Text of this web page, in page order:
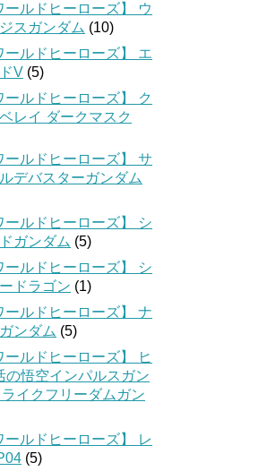
ールドヒーローズ】 ウ
スガンダム (10)
ールドヒーローズ】 エ
V (5)
ールドヒーローズ】 ク
レイ ダークマスク
ールドヒーローズ】 サ
デバスターガンダム
ールドヒーローズ】 シ
ガンダム (5)
ールドヒーローズ】 シ
ドラゴン (1)
ールドヒーローズ】 ナ
ンダム (5)
ールドヒーローズ】 ヒ
の悟空インパルスガン
イクフリーダムガン
ールドヒーローズ】 レ
(5)